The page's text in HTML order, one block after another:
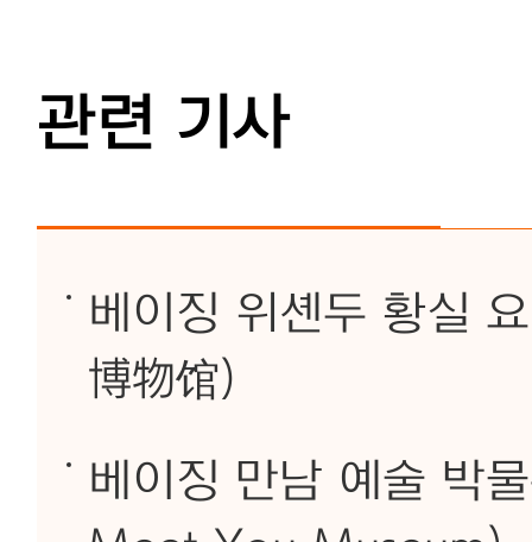
관련 기사
베이징 위셴두 황실
博物馆)
베이징 만남 예술 박